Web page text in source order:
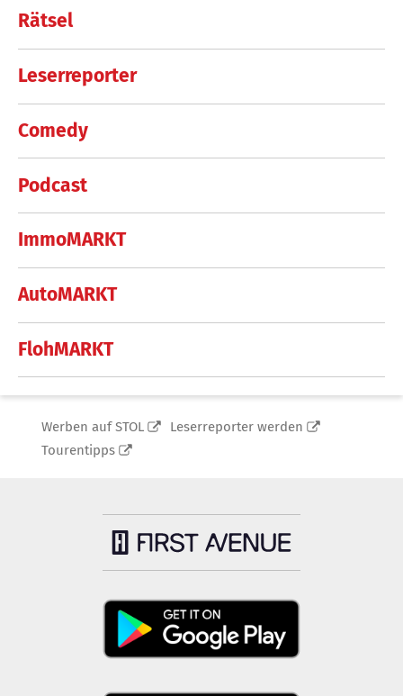
Rätsel
Leserreporter
Comedy
Podcast
ImmoMARKT
AutoMARKT
FlohMARKT
Werben auf STOL
Leserreporter werden
Tourentipps